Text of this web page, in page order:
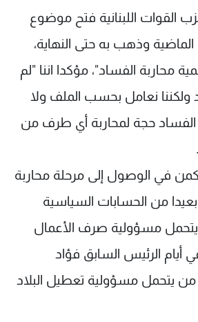
وأشار كرم الى ان "حزب القوات اللبنانية فتح‎ موضوع
وذهب به حتى النهاية،
محاربة الفساد"، مؤكدا اننا "لم
نعامل بحسب الملف ولا
الفساد حجة لمحاربة أي طرف من
في الوصول إلى مرحلة محاربة
من الحسابات السياسية
مسؤولية صرف الأعمال
أيام الرئيس السابق فؤاد
يتحمل مسؤولية ‏تعطيل البلاد